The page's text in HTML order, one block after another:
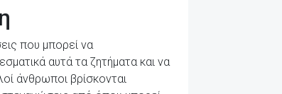
που μπορεί να
αυτά τα ζητήματα και να
άνθρωποι βρίσκονται